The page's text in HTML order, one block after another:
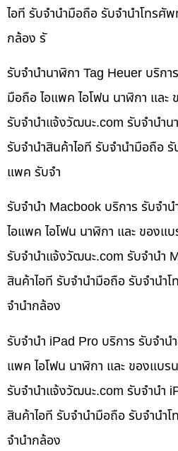
ไอที รับจำนำมือถือ รับจำนำโทรศั
กล้อง รั
รับจำนำนาฬิกา Tag Heuer บริกา
มือถือ ไอแพค ไอโฟน นาฬิกา และ
รับจํานําแจ้งวัฒนะ.com รับจำนำ
รับจำนำสินค้าไอที รับจำนำมือถือ
แพค รับจำ
รับจำนำ Macbook บริการ รับจำ
ไอแพค ไอโฟน นาฬิกา และ ของแ
รับจํานําแจ้งวัฒนะ.com รับจำนำ
สินค้าไอที รับจำนำมือถือ รับจำนำ
จำนำกล้อง
รับจำนำ iPad Pro บริการ รับจำน
แพค ไอโฟน นาฬิกา และ ของแบร
รับจํานําแจ้งวัฒนะ.com รับจำนำ
สินค้าไอที รับจำนำมือถือ รับจำนำ
จำนำกล้อง